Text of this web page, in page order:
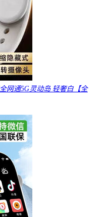
网通5G灵动岛 轻奢白【全